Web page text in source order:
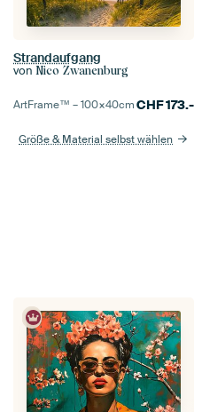
Strandaufgang
von Nico Zwanenburg
ArtFrame™ –100×40cmCHF173.-
Größe & Material selbst wählen